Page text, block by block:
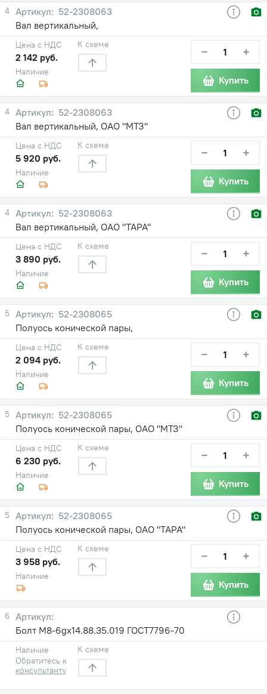
4
52-2308063
Вал вертикальный,
Наличие
Цена с НДС
2 142 руб.
К схеме − +
Купить
4
52-2308063
Вал вертикальный, ОАО "МТЗ"
Наличие
Цена с НДС
5 920 руб.
К схеме − +
Купить
4
52-2308063
Вал вертикальный, ОАО "ТАРА"
Наличие
Цена с НДС
3 890 руб.
К схеме − +
Купить
5
52-2308065
Полуось конической пары,
Наличие
Цена с НДС
2 094 руб.
К схеме − +
Купить
5
52-2308065
Полуось конической пары, ОАО "МТЗ"
Наличие
Цена с НДС
6 230 руб.
К схеме − +
Купить
5
52-2308065
Полуось конической пары, ОАО "ТАРА"
Наличие
Цена с НДС
3 958 руб.
К схеме − +
Купить
6
Болт М8-6gх14.88.35.019 ГОСТ7796-70
Наличие
Обратитесь к
консультанту
К схеме